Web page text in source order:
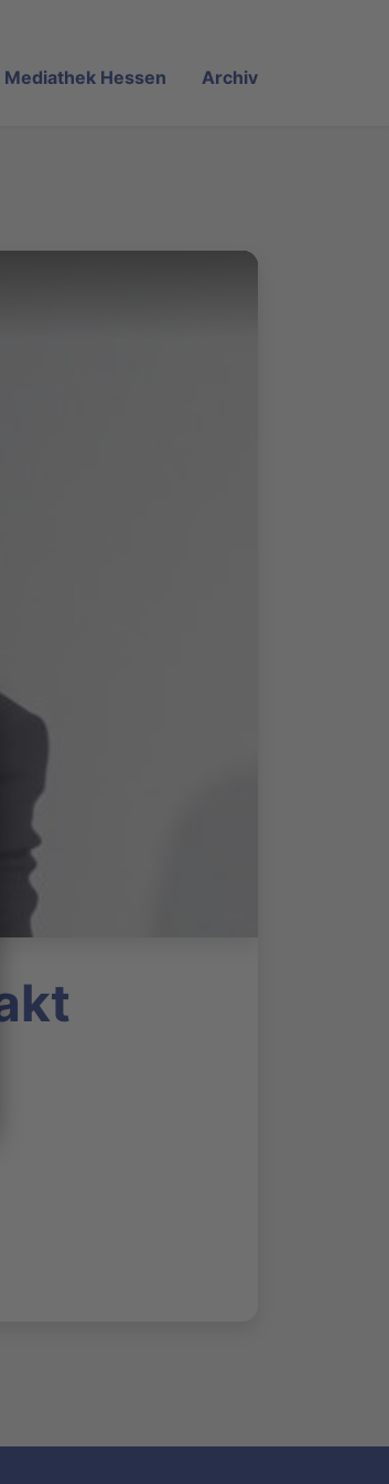
Mediathek Hessen Archiv